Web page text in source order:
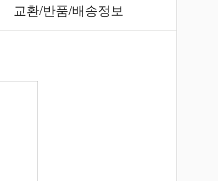
교환/반품/배송정보